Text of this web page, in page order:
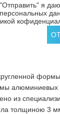
я
формы
алюминиевых
из
толщиною 3